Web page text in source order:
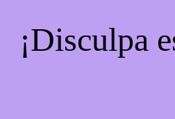
¡Disculpa